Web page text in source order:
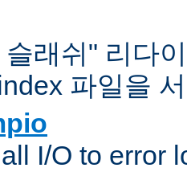
래쉬" 리다
파일을
I/O to error